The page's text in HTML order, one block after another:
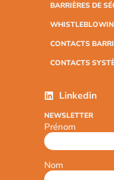
BARRIÈRES DE
CONTACTS
CONTACTS
Linkedin
NEWSLETTER
Prénom
Nom